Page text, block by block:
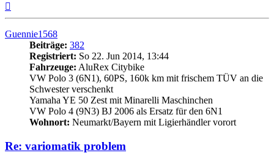
Guennie1568
Beiträge: 382
Registriert: So 22. Jun 2014, 13:44
Fahrzeuge: AluRex Citybike
VW Polo 3 (6N1), 60PS, 160k km mit frischem TÜV an die
Schwester verschenkt
Yamaha YE 50 Zest mit Minarelli Maschinchen
VW Polo 4 (9N3) BJ 2006 als Ersatz für den 6N1
Wohnort: Neumarkt/Bayern mit Ligierhändler vorort
Re: variomatik problem